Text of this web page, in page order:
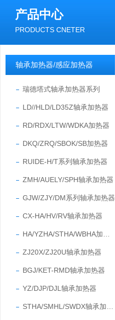
产品中心
PRODUCTS CNETER
轴承加热器/感应加热器
瑞德塔式轴承加热器系列
LD//HLD/LD35Z轴承加热器
RD/RDX/LTW/WDKA加热器
DKQ/ZRQ/SBOK/SB加热器
RUIDE-H/T系列轴承加热器
ZMH/AUELY/SPH轴承加热器
GJW/ZJY/DM系列轴承加热器
CX-HA/HV/RV轴承加热器
ZJ20X/ZJ20U轴承加热器
BGJ/KET-RMD轴承加热器
YZ/DJP/DJL轴承加热器